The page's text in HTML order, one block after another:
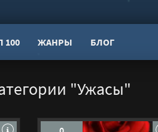
100 ЖАНРЫ БЛОГ
"Ужасы"